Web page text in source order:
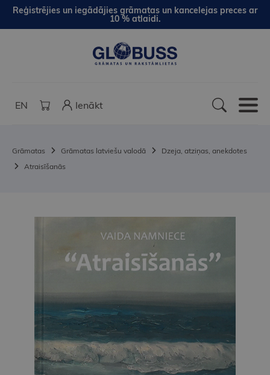
Reģistrējies un iegādājies grāmatas un kancelejas preces ar
10 % atlaidi.
EN Ienākt
Grāmatas Grāmatas latviešu valodā
Dzeja, atziņas, anekdotes
Atraisīšanās